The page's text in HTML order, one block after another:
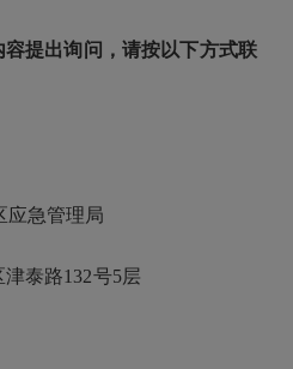
提出询问，请按以下方式联
区应急管理局
区津泰路132号5层